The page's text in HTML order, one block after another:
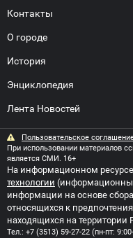
Контакты
О городе
История
Энциклопедия
Лента Новостей
Пользовательское
При использовании материалов
является СМИ. 16+
На информационном
технологии
информации на основе
относящихся к
находящихся на
Тел.: +7 (3513) 59-27-22 (пн-пт: